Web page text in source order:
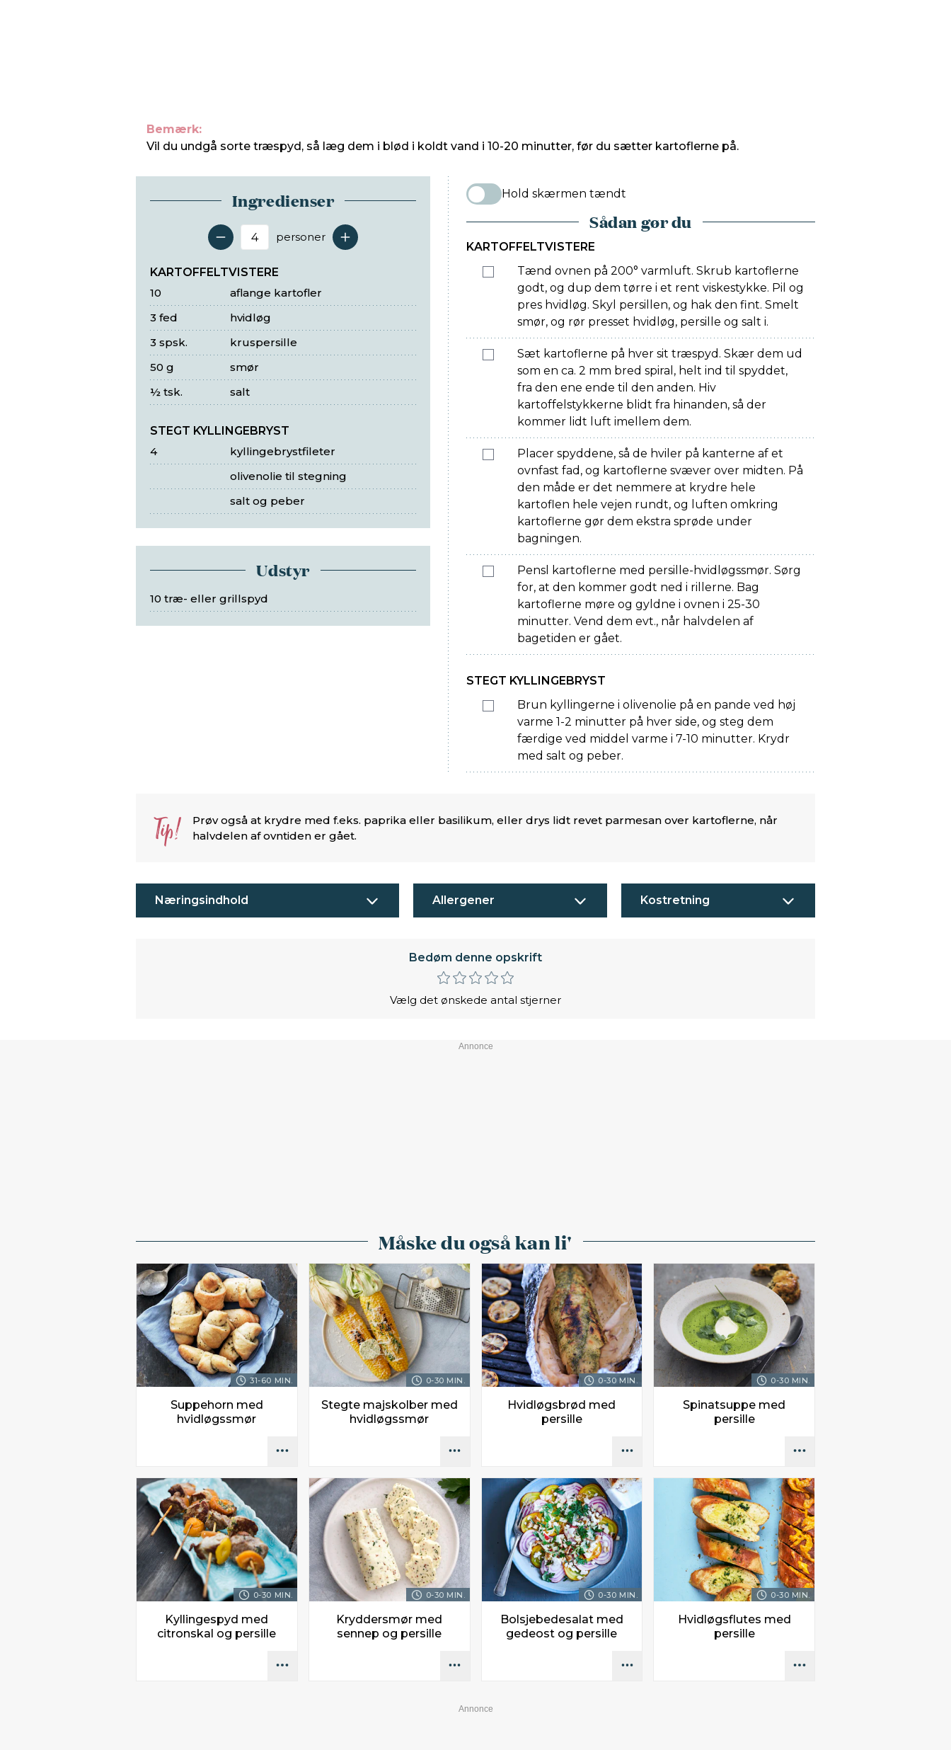
Bemærk:
Vil du undgå sorte træspyd, så læg dem i blød i koldt vand i 10-20 minutter, før du sætter kartoflerne på.
Ingredienser
Antal serveringer
personer
KARTOFFELTVISTERE
aflange kartofler
10
hvidløg
3 fed
kruspersille
3 spsk.
smør
50 g
salt
½ tsk.
STEGT KYLLINGEBRYST
kyllingebrystfileter
4
olivenolie til stegning
salt og peber
Udstyr
10 træ- eller grillspyd
Hold skærmen tændt
Sådan gør du
KARTOFFELTVISTERE
Tænd ovnen på 200° varmluft. Skrub kartoflerne
godt, og dup dem tørre i et rent viskestykke. Pil og
pres hvidløg. Skyl persillen, og hak den fint. Smelt
smør, og rør presset hvidløg, persille og salt i.
Sæt kartoflerne på hver sit træspyd. Skær dem ud
som en ca. 2 mm bred spiral, helt ind til spyddet,
fra den ene ende til den anden. Hiv
kartoffelstykkerne blidt fra hinanden, så der
kommer lidt luft imellem dem.
Placer spyddene, så de hviler på kanterne af et
ovnfast fad, og kartoflerne svæver over midten. På
den måde er det nemmere at krydre hele
kartoflen hele vejen rundt, og luften omkring
kartoflerne gør dem ekstra sprøde under
bagningen.
Pensl kartoflerne med persille-hvidløgssmør. Sørg
for, at den kommer godt ned i rillerne. Bag
kartoflerne møre og gyldne i ovnen i 25-30
minutter. Vend dem evt., når halvdelen af
bagetiden er gået.
STEGT KYLLINGEBRYST
Brun kyllingerne i olivenolie på en pande ved høj
varme 1-2 minutter på hver side, og steg dem
færdige ved middel varme i 7-10 minutter. Krydr
med salt og peber.
Tip!
Prøv også at krydre med f.eks. paprika eller basilikum, eller drys lidt revet parmesan over kartoflerne, når
halvdelen af ovntiden er gået.
Næringsindhold Allergener Kostretning
Bedøm denne opskrift
Vælg det ønskede antal stjerner
Måske du også kan li'
31-60 MIN.
Suppehorn med
hvidløgssmør
0-30 MIN.
Stegte majskolber med
hvidløgssmør
0-30 MIN.
Hvidløgsbrød med
persille
0-30 MIN.
Spinatsuppe med
persille
0-30 MIN.
Kyllingespyd med
citronskal og persille
0-30 MIN.
Kryddersmør med
sennep og persille
0-30 MIN.
Bolsjebedesalat med
gedeost og persille
0-30 MIN.
Hvidløgsflutes med
persille